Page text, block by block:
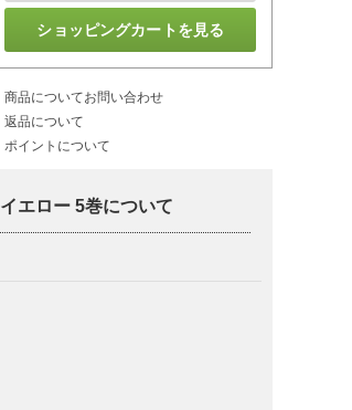
ショッピングカートを見る
商品についてお問い合わせ
返品について
ポイントについて
エロー 5巻について